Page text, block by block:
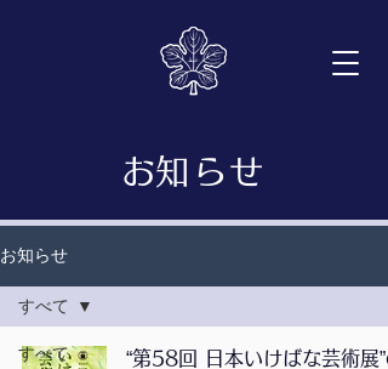
​お知らせ
お知らせ
すべて
すべて
“第58回 日本いけばな芸術展”